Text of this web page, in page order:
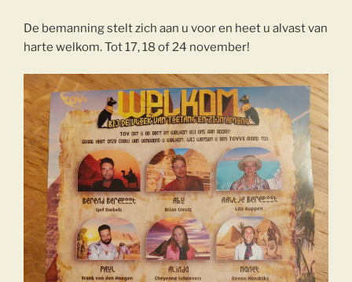
De bemanning stelt zich aan u voor en heet u alvast van
harte welkom. Tot 17, 18 of 24 november!